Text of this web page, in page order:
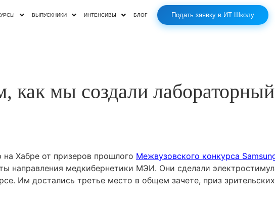
ВЫПУСКНИКИ ИНТЕНСИВЫ БЛОГ Подать заявку в ИТ Школу
как мы создали
Хабре от призеров прошлого Межвузовского конкурса
направления медкибернетики МЭИ. Они сделали
Им достались третье место в общем зачете, приз